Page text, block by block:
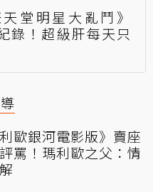
堂明星大亂鬥》
錄！超級肝每天只
歐銀河電影版》賣座
罵！瑪利歐之父：情